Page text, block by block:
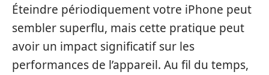
Éteindre périodiquement votre iPhone peut
sembler superflu, mais cette pratique peut
avoir un impact significatif sur les
performances de l’appareil. Au fil du temps,